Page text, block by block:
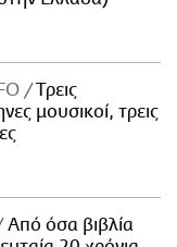
Tρεις
μουσικοί, τρεις
Από όσα βιβλία